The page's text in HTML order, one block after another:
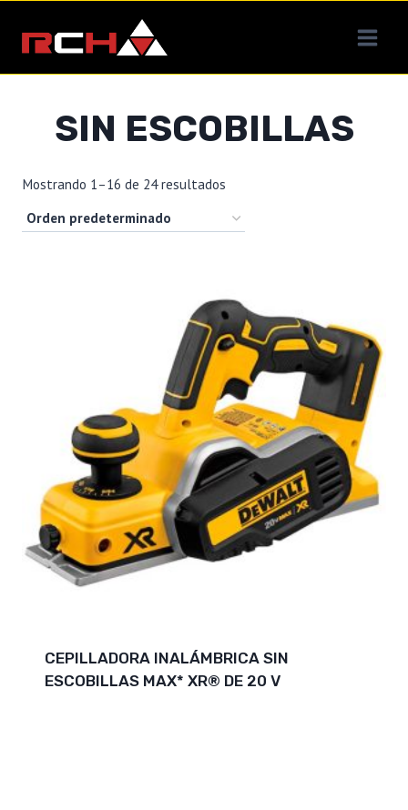
contenido
SIN ESCOBILLAS
Mostrando 1–16 de 24 resultados
CEPILLADORA INALÁMBRICA SIN
ESCOBILLAS MAX* XR® DE 20 V